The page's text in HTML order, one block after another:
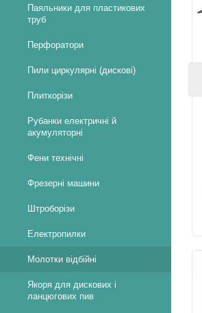
Паяльники для пластикових
труб
Перфоратори
Пили циркулярні (дискові)
Плиткорізи
Рубанки електричні й
акумуляторні
Фени технічні
Фрезерні машини
Штроборізи
Електропилки
Молотки відбійні
Якоря для дискових і
ланцюгових пив